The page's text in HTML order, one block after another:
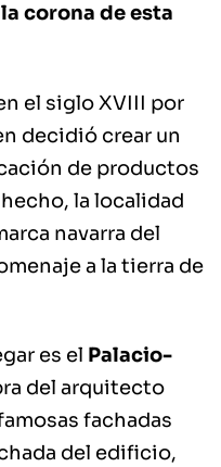
corona de esta
el siglo XVIII por
decidió crear un
de productos
la localidad
navarra del
a la tierra de
es el Palacio-
del arquitecto
fachadas
del edificio,